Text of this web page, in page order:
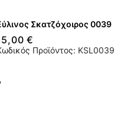
Σκατζόχοιρος 0039
€
Προϊόντος: KSL0039